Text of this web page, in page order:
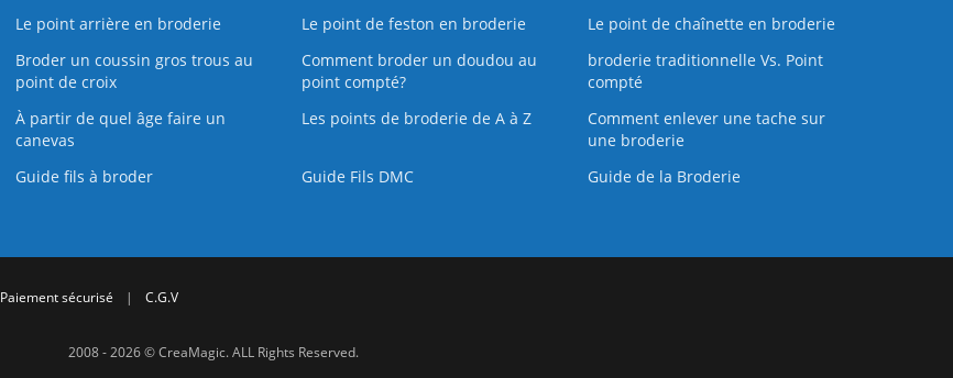
Le point arrière en broderie
Le point de feston en broderie
Le point de chaînette en broderie
Broder un coussin gros trous au
point de croix
Comment broder un doudou au
point compté?
broderie traditionnelle Vs. Point
compté
À partir de quel âge faire un
canevas
Les points de broderie de A à Z
Comment enlever une tache sur
une broderie
Guide fils à broder
Guide Fils DMC Guide de la Broderie
Paiement sécurisé | C.G.V
2008 - 2026 © CreaMagic. ALL Rights Reserved.